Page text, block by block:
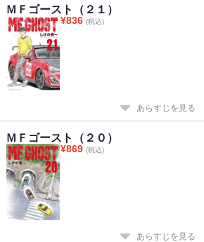
ＭＦゴースト（２１）
¥836 (税込)
あらすじを見る
ＭＦゴースト（２０）
¥869 (税込)
あらすじを見る